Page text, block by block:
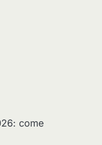
come